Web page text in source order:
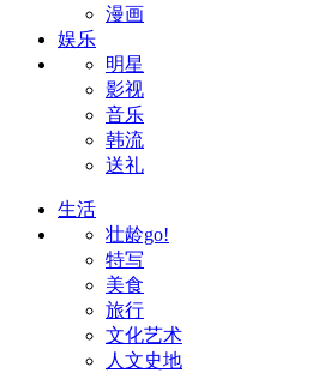
漫画
娱乐
明星
影视
音乐
韩流
送礼
生活
壮龄go!
特写
美食
旅行
文化艺术
人文史地